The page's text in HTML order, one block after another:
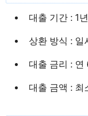
대출 기간 : 1년
상환 방식 : 일
대출 금리 : 연
대출 금액 :